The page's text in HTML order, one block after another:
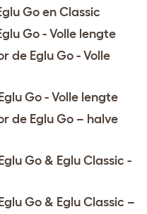
Go en Classic
Go - Volle lengte
de Eglu Go - Volle
Go - Volle lengte
de Eglu Go – halve
Go & Eglu Classic -
Go & Eglu Classic –